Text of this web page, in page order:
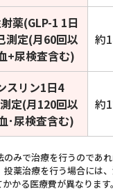
薬(GLP-1 1日
測定(月60回以
+尿検査含む)
約
スリン1日4
定(月120回以
･尿検査含む)
約
みで治療を行うのであ
投薬治療を行う場合には
かる医療費が異なります。